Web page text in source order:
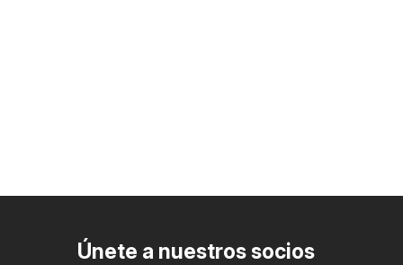
Únete a nuestros socios